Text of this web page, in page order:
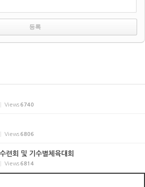
Views 6740
Views 6806
련회 및 기수별체육대회
Views 6814